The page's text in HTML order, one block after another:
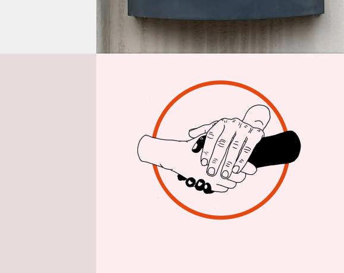
epaper login
VonKaija Kutter
Des einen Freud, des
schärfere Regeln für
beschlossen
. Bisher
tageweise vermietet
Kurzzeitvermietung nur
Acht-Wochen-Grenze